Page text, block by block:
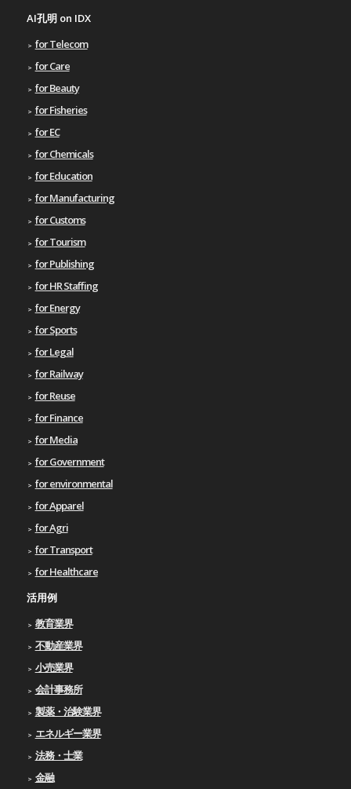
AI孔明 on IDX
for Telecom
for Care
for Beauty
for Fisheries
for EC
for Chemicals
for Education
for Manufacturing
for Customs
for Tourism
for Publishing
for HR Staffing
for Energy
for Sports
for Legal
for Railway
for Reuse
for Finance
for Media
for Government
for environmental
for Apparel
for Agri
for Transport
for Healthcare
活用例
教育業界
不動産業界
小売業界
会計事務所
製薬・治験業界
エネルギー業界
法務・士業
金融